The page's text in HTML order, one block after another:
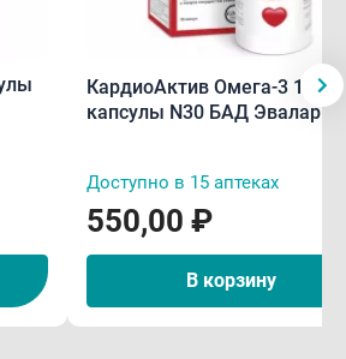
КардиоАктив Омега-3 1000
капсулы N30 БАД Эвалар
Доступно в 15 аптеках
550,00 ₽
В корзину